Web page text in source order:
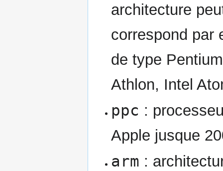
architecture
correspond par
de type
Athlon, Intel
ppc :
Apple jusque
arm :